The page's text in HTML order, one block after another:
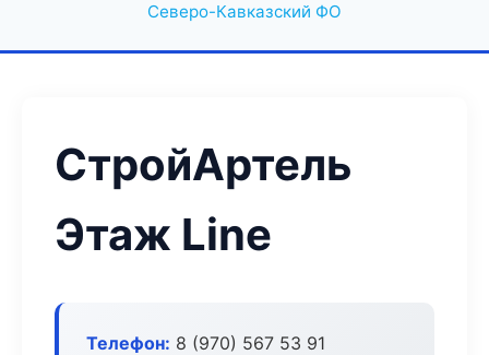
Северо-Кавказский ФО
СтройАртель
Этаж Line
Телефон: 8 (970) 567 53 91